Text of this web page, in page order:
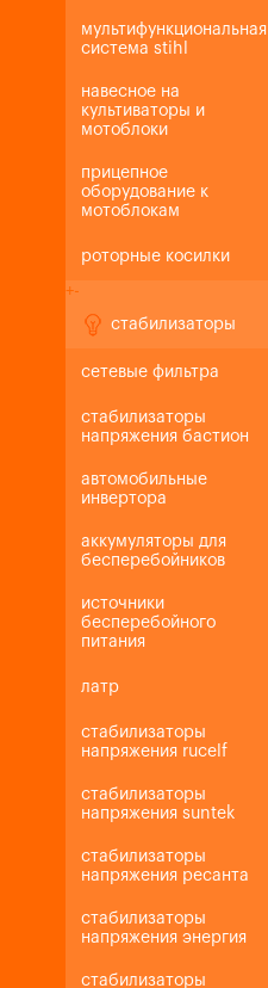
мультифункциональная
система stihl
навесное на
культиваторы и
мотоблоки
прицепное
оборудование к
мотоблокам
роторные косилки
+-
стабилизаторы
сетевые фильтра
стабилизаторы
напряжения бастион
автомобильные
инвертора
аккумуляторы для
бесперебойников
источники
бесперебойного
питания
латр
стабилизаторы
напряжения rucelf
стабилизаторы
напряжения suntek
стабилизаторы
напряжения ресанта
стабилизаторы
напряжения энергия
стабилизаторы